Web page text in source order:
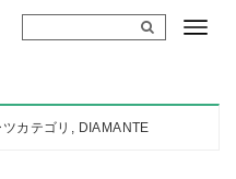
カテゴリ , DIAMANTE